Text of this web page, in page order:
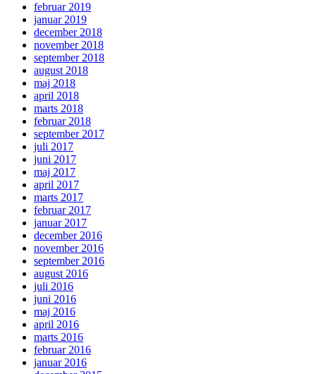
februar 2019
januar 2019
december 2018
november 2018
september 2018
august 2018
maj 2018
april 2018
marts 2018
februar 2018
september 2017
juli 2017
juni 2017
maj 2017
april 2017
marts 2017
februar 2017
januar 2017
december 2016
november 2016
september 2016
august 2016
juli 2016
juni 2016
maj 2016
april 2016
marts 2016
februar 2016
januar 2016